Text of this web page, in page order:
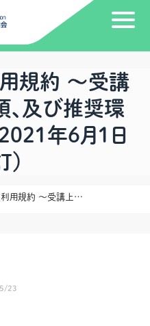
規約 ～受講
、及び推奨環
年6月1日
）
★Zoom講座利用規約 ～受講上のご留意事項、及び推奨環境について～（2021年6月1日改訂）
23